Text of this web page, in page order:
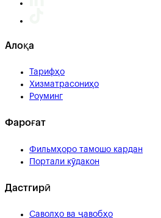
Алоқа
Тарифҳо
Хизматрасониҳо
Роуминг
Фароғат
Фильмҳоро тамошо кардан
Портали кӯдакон
Дастгирӣ
Саволҳо ва ҷавобҳо